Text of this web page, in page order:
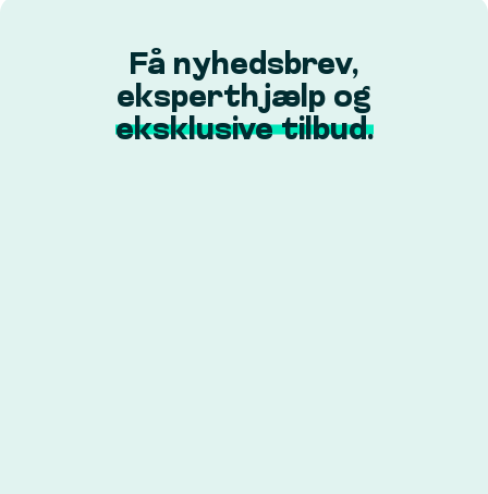
Få nyhedsbrev,
eksperthjælp og
eksklusive tilbud.